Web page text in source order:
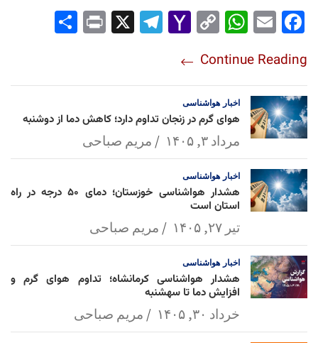
Fac
ok
Em
Wh
Ap
p
Co
Lin
k
Yah
l
Tel
Pri
Continue Reading
اخبار هواشناسی
هوای گرم در زنجان تداوم دارد؛ کاهش دما از دوشنبه
مرداد ۳, ۱۴۰۵ مریم صباحی
اخبار هواشناسی
هشدار هواشناسی خوزستان؛ دمای ۵۰ درجه در راه
استان است
تیر ۲۷, ۱۴۰۵ مریم صباحی
اخبار هواشناسی
هشدار هواشناسی کرمانشاه؛ تداوم هوای گرم و
افزایش دما تا سهشنبه
خرداد ۳۰, ۱۴۰۵ مریم صباحی